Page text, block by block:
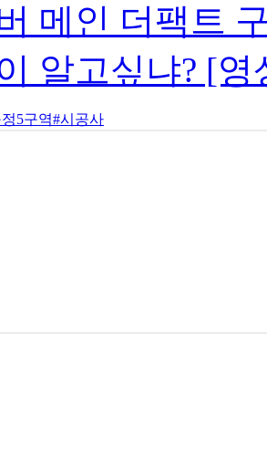
메인 더팩트
알고싶냐? [
5구역#시공사